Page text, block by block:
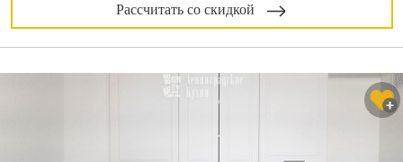
Рассчитать со скидкой